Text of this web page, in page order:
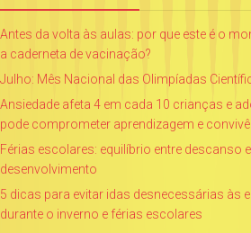
Antes da volta às aulas: por que este é o
a caderneta de vacinação?
Julho: Mês Nacional das Olimpíadas
Ansiedade afeta 4 em cada 10 crianças e
pode comprometer aprendizagem e
Férias escolares: equilíbrio entre descanso
desenvolvimento
5 dicas para evitar idas desnecessárias às
durante o inverno e férias escolares